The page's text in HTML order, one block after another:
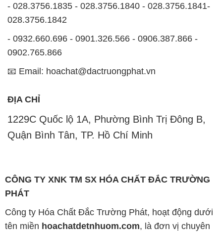
- 028.3756.1835 - 028.3756.1840 - 028.3756.1841-
028.3756.1842
- 0932.660.696 - 0901.326.566 - 0906.387.866 -
0902.765.866
📧 Email: hoachat@dactruongphat.vn
ĐỊA CHỈ
1229C Quốc lộ 1A, Phường Bình Trị Đông B,
Quận Bình Tân, TP. Hồ Chí Minh
CÔNG TY XNK TM SX HÓA CHẤT ĐẮC TRƯỜNG
PHÁT
Công ty Hóa Chất Đắc Trường Phát, hoạt động dưới
tên miền hoachatdetnhuom.com, là đơn vị chuyên